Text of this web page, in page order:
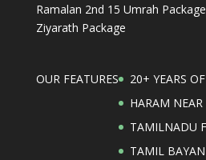
Ramalan 2nd 15 Umrah Package
Ziyarath Package
OUR FEATURES
20+ YEARS
HARAM NEAR
TAMILNADU
TAMIL BAYAN